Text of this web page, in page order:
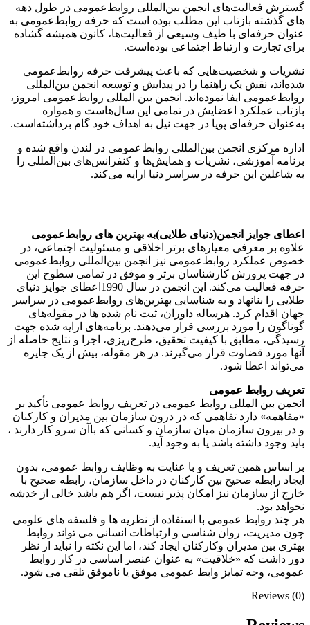
گسترش فعالیت‌های انجمن بین‌المللی روابط‌عمومی در طول دهه
های گذشته بازتاب این مطلب بوده است که حرفه روابط‌عمومی به
عنوان حرفه‌ای با طیف وسیعی از فعالیت‌ها، کانون همیشه گشاده
برای تجارت و ارتباط اجتماعی بوده‌است.
نشریات و شخصیت‌هایی که باعث پیشرفت حرفه روابط‌عمومی
شده‌اند، نقش یک راهنما را در پیدایش و توسعه انجمن بین‌المللی
روابط‌عمومی ایفا نموده‌اند. انجمن بین المللی روابط‌عمومی امروز،
بازتاب عملکرد اعضایش در تمامی این سال‌هاست و همواره
به‌عنوان حرفه‌ای پویا در جهت نیل به اهداف خود گام برداشته‌است.
اداره مرکزی انجمن بین‌المللی روابط‌عمومی در لندن واقع شده و
برنامه‌ آموزشی، نشریات و همایش‌ها و کنفرانس‌های بین‌المللی را
به شاغلین این حرفه در سراسر دنیا ارایه می‌کند.
اعطای جوایز انجمن‌(دنیای طلایی)‌به بهترین های روابط‌عمومی
علاوه بر معرفی معیارهای برتر اخلاقی و مسئولیت‌ اجتماعی، در
خصوص عملکرد روابط‌عمومی نیز انجمن بین‌المللی روابط‌عمومی
در جهت پرورش کارشناسان برتر و موفق در تمامی سطوح این
حرفه فعالیت می‌کند. این انجمن در سال 1990اعطای جوایز دنیای
طلایی را بنا‌نهاد و به شناسایی بهترین‌های روابط‌عمومی در سراسر
جهان اقدام کرد. هرساله داوران، ثبت‌ نام شده‌ ها در مقوله‌های
گوناگون را مورد بررسی قرار می‌دهند. برنامه‌های ارایه شده جهت
رسیدگی، مطابق با کیفیت تحقیق، طرح‌ریزی، اجرا و نتایج حاصله از
آنها مورد قضاوت قرار می‌گیرند. در هر مقوله، بیش از یک جایزه
می‌تواند اعطا شود.
تعریف روابط عمومی
انجمن بین المللی روابط عمومی در تعریف روابط عمومی تأکید بر
«مفاهمه» دارد تفاهمی که در درون سازمان بین مدیران و کارکنان
و در بیرون سازمان میان سازمان و کسانی که باآن سرو کار دارند ،
باید وجود داشته باشد یا به وجود آید.
بر اساس همین تعریف و با عنایت به وظایف روابط عمومی، بدون
ایجاد رابطه صحیح بین کارکنان در داخل سازمان، رابطه صحیح با
خارج از سازمان نیز امکان پذیر نیست، اگر هم باشد خالی از خدشه
نخواهد بود.
هر چند روابط عمومی با استفاده از نظریه ها و فلسفه های علومی
چون مدیریت، روان شناسی و ارتباطات انسانی می تواند روابط
بهتری بین مدیران وکارکنان ایجاد کند، اما این نکته را نباید از نظر
دور داشت که «خلاقیت» به عنوان عنصر اساسی در کار روابط
عمومی، وجه تمایز وابط عمومی موفق یا ناموفق تلقی می شود.
Reviews (0)